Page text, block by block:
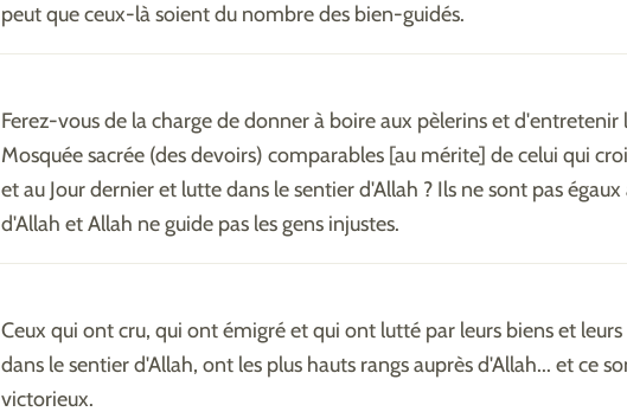
peut que ceux-là soient du nombre des bien-guidés.
Ferez-vous de la charge de donner à boire aux pèlerins et d'entretenir
Mosquée sacrée (des devoirs) comparables [au mérite] de celui qui
et au Jour dernier et lutte dans le sentier d'Allah ? Ils ne sont pas égaux
d'Allah et Allah ne guide pas les gens injustes.
Ceux qui ont cru, qui ont émigré et qui ont lutté par leurs biens et
dans le sentier d'Allah, ont les plus hauts rangs auprès d'Allah... et ce
victorieux.